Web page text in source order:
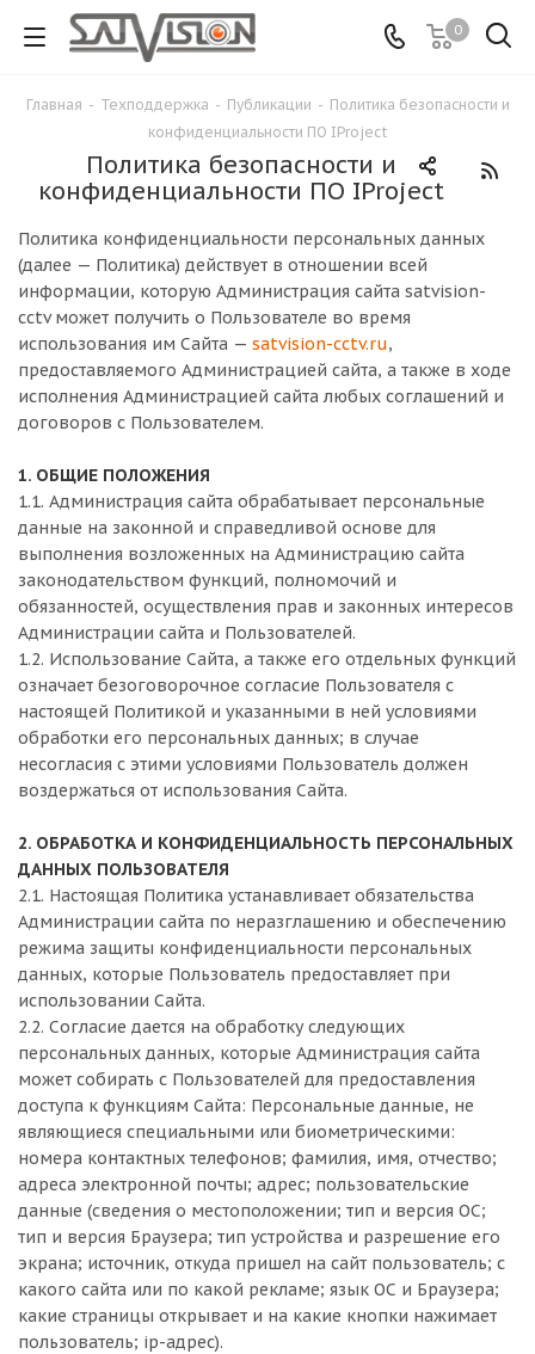
0
Главная - Техподдержка - Публикации - Политика безопасности и
конфиденциальности ПО IProject
Политика безопасности и
конфиденциальности ПО IProject
Политика конфиденциальности персональных данных
(далее — Политика) действует в отношении всей
информации, которую Администрация сайта satvision-
cctv может получить о Пользователе во время
использования им Сайта — satvision-cctv.ru,
предоставляемого Администрацией сайта, а также в ходе
исполнения Администрацией сайта любых соглашений и
договоров с Пользователем.
1. ОБЩИЕ ПОЛОЖЕНИЯ
1.1. Администрация сайта обрабатывает персональные
данные на законной и справедливой основе для
выполнения возложенных на Администрацию сайта
законодательством функций, полномочий и
обязанностей, осуществления прав и законных интересов
Администрации сайта и Пользователей.
1.2. Использование Сайта, а также его отдельных функций
означает безоговорочное согласие Пользователя с
настоящей Политикой и указанными в ней условиями
обработки его персональных данных; в случае
несогласия с этими условиями Пользователь должен
воздержаться от использования Сайта.
2. ОБРАБОТКА И КОНФИДЕНЦИАЛЬНОСТЬ ПЕРСОНАЛЬНЫХ
ДАННЫХ ПОЛЬЗОВАТЕЛЯ
2.1. Настоящая Политика устанавливает обязательства
Администрации сайта по неразглашению и обеспечению
режима защиты конфиденциальности персональных
данных, которые Пользователь предоставляет при
использовании Сайта.
2.2. Согласие дается на обработку следующих
персональных данных, которые Администрация сайта
может собирать с Пользователей для предоставления
доступа к функциям Сайта: Персональные данные, не
являющиеся специальными или биометрическими:
номера контактных телефонов; фамилия, имя, отчество;
адреса электронной почты; адрес; пользовательские
данные (сведения о местоположении; тип и версия ОС;
тип и версия Браузера; тип устройства и разрешение его
экрана; источник, откуда пришел на сайт пользователь; с
какого сайта или по какой рекламе; язык ОС и Браузера;
какие страницы открывает и на какие кнопки нажимает
пользователь; ip-адрес).